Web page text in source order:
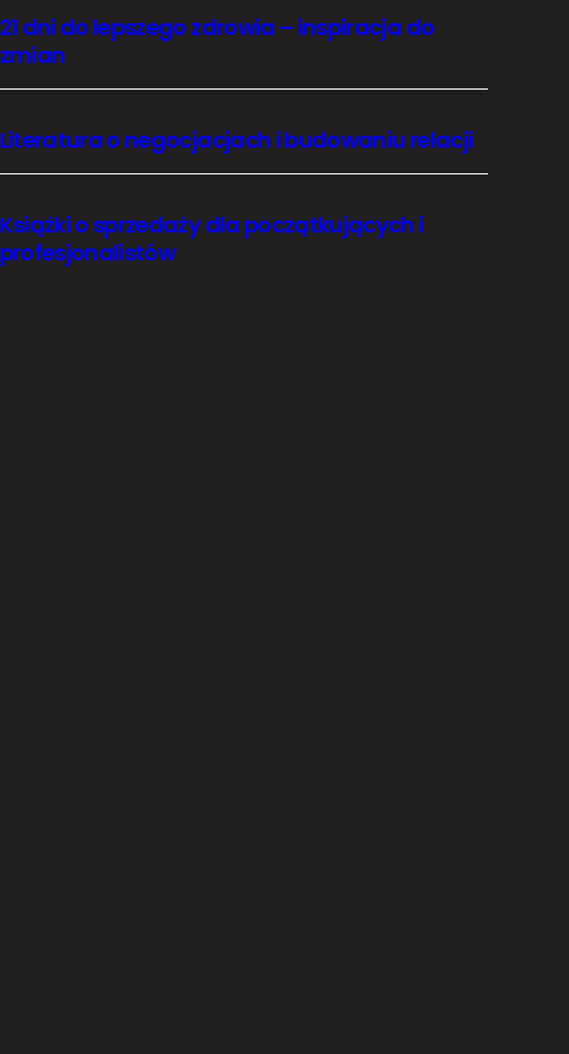
21 dni do lepszego zdrowia – inspiracja do
zmian
Literatura o negocjacjach i budowaniu relacji
Książki o sprzedaży dla początkujących i
profesjonalistów